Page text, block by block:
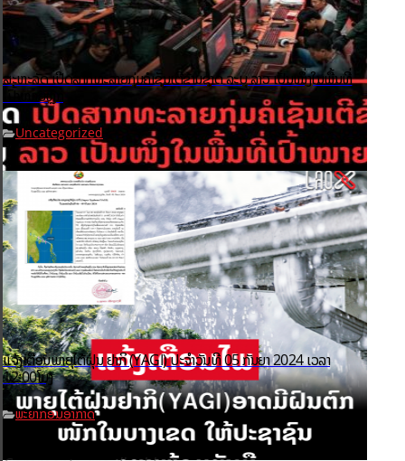
ສະຫະລັດ ເປີດສາກທະລາຍກຸ່ມຄໍເຊັນເຕີຂ້າມຊາດ ລະບຸ ລາວ ເປັນໜຶ່ງໃນພື້ນທີ່
ເປົ້າໝາຍຫຼັກ
Uncategorized
ແຈ້ງເຕືອນພາຍຸໄຕ້ຝຸ່ນ ຢາກິ (YAGI)​ ປະຈໍາວັນທີ 05 ກັນຍາ 2024 ເວລາ
12:00ໂມງ
ພະຍາກອນອາກາດ